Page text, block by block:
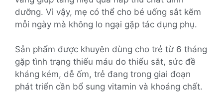
dưỡng. Vì vậy, mẹ có thể cho bé uống sắt kẽm
mỗi ngày mà không lo ngại gặp tác dụng phụ.
Sản phẩm được khuyên dùng cho trẻ từ 6 tháng
gặp tình trạng thiếu máu do thiếu sắt, sức đề
kháng kém, dễ ốm, trẻ đang trong giai đoạn
phát triển cần bổ sung vitamin và khoáng chất.